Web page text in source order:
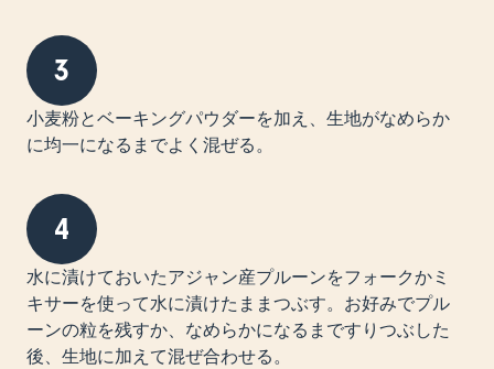
3
小麦粉とベーキングパウダーを加え、生地がなめらか
に均一になるまでよく混ぜる。
4
水に漬けておいたアジャン産プルーンをフォークかミ
キサーを使って水に漬けたままつぶす。お好みでプル
ーンの粒を残すか、なめらかになるまですりつぶした
後、生地に加えて混ぜ合わせる。